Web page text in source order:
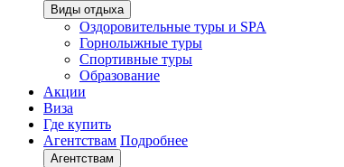
Виды отдыха
Оздоровительные туры и SPA
Горнолыжные туры
Спортивные туры
Образование
Акции
Виза
Где купить
Агентствам Подробнее
Агентствам